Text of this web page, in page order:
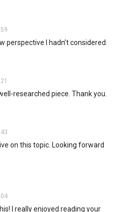
perspective I hadn’t considered.
researched piece. Thank you.
on this topic. Looking forward
I really enjoyed reading your